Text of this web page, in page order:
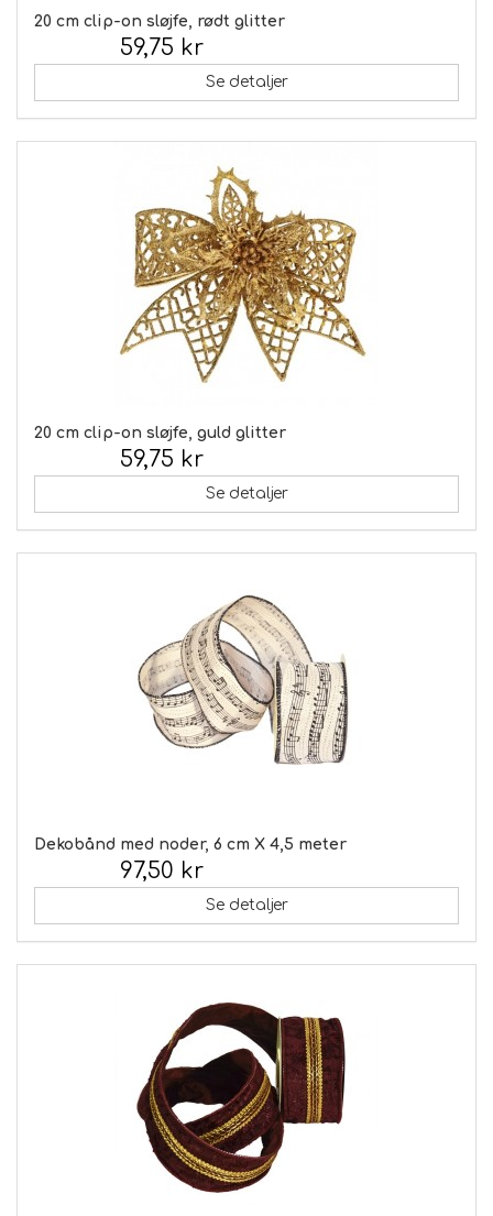
20 cm clip-on sløjfe, rødt glitter
59,75 kr
Se detaljer
20 cm clip-on sløjfe, guld glitter
59,75 kr
Se detaljer
Dekobånd med noder, 6 cm X 4,5 meter
97,50 kr
Se detaljer